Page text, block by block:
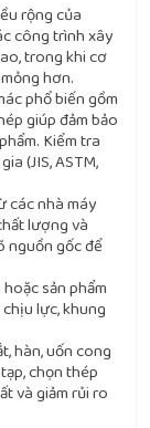
rộng của
công trình xây
trong khi cơ
hơn.
phổ biến gồm
giúp đảm bảo
Kiểm tra
(JIS, ASTM,
các nhà máy
lượng và
nguồn gốc để
sản phẩm
lực, khung
hàn, uốn cong
chọn thép
và giảm rủi ro